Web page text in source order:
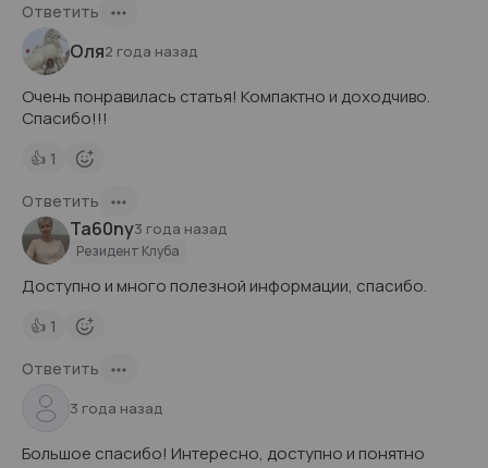
Ответить
Оля2 года назад
Очень понравилась статья! Компактно и доходчиво.
Спасибо!!!
👍 1
Ответить
Ta60ny3 года назад
Резидент Клуба
Доступно и много полезной информации, спасибо.
👍 1
Ответить
3 года назад
Большое спасибо! Интересно, доступно и понятно